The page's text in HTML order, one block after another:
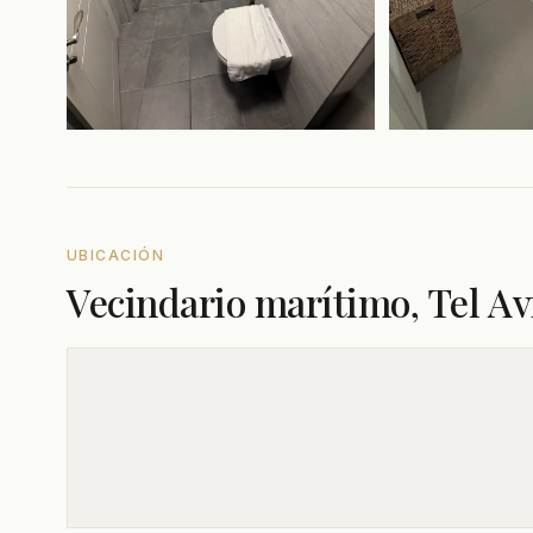
UBICACIÓN
Vecindario marítimo, Tel